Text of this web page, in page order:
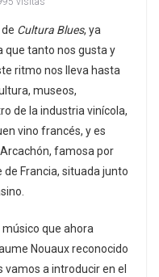
Cultura Blues, ya
que tanto nos gusta y
ritmo nos lleva hasta
museos,
de la industria vinícola,
vino francés, y es
famosa por
Francia, situada junto
músico que ahora
Nouaux reconocido
vamos a introducir en el